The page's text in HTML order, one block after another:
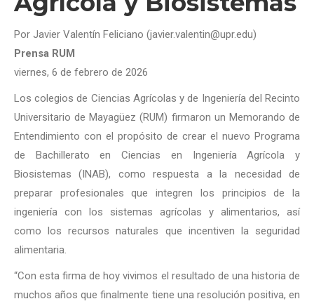
Por Javier Valentín Feliciano (javier.valentin@upr.edu)
Prensa RUM
viernes, 6 de febrero de 2026
Los colegios de Ciencias Agrícolas y de Ingeniería del Recinto
Universitario de Mayagüez (RUM) firmaron un Memorando de
Entendimiento con el propósito de crear el nuevo Programa
de Bachillerato en Ciencias en Ingeniería Agrícola y
Biosistemas (INAB), como respuesta a la necesidad de
preparar profesionales que integren los principios de la
ingeniería con los sistemas agrícolas y alimentarios, así
como los recursos naturales que incentiven la seguridad
alimentaria.
“Con esta firma de hoy vivimos el resultado de una historia de
muchos años que finalmente tiene una resolución positiva, en